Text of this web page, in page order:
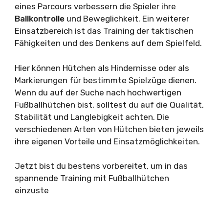
eines Parcours verbessern die Spieler ihre
Ballkontrolle und Beweglichkeit. Ein weiterer
Einsatzbereich ist das Training der taktischen
Fähigkeiten und des Denkens auf dem Spielfeld.
Hier können Hütchen als Hindernisse oder als
Markierungen für bestimmte Spielzüge dienen.
Wenn du auf der Suche nach hochwertigen
Fußballhütchen bist, solltest du auf die Qualität,
Stabilität und Langlebigkeit achten. Die
verschiedenen Arten von Hütchen bieten jeweils
ihre eigenen Vorteile und Einsatzmöglichkeiten.
Jetzt bist du bestens vorbereitet, um in das
spannende Training mit Fußballhütchen
einzuste